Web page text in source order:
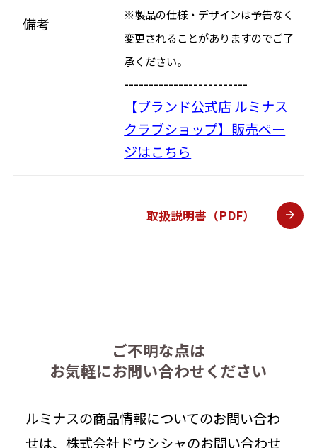
備考
※製品の仕様・デザインは予告なく
変更されることがありますのでご了
承ください。
-------------------------
【ブランド公式店 ルミナス
クラブショップ】販売ペー
ジはこちら
取扱説明書（PDF）
ご不明な点は
お気軽にお問い合わせください
ルミナスの商品情報についてのお問い合わ
せは、株式会社ドウシシャのお問い合わせ